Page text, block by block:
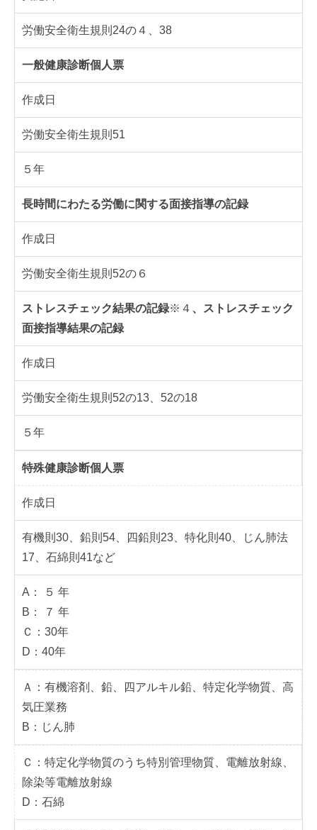
労働安全衛生規則24の４、38
一般健康診断個人票
作成日
労働安全衛生規則51
５年
長時間にわたる労働に関する面接指導の記録
作成日
労働安全衛生規則52の６
ストレスチェック結果の記録※４ 、ストレスチェック
面接指導結果の記録
作成日
労働安全衛生規則52の13、52の18
５年
特殊健康診断個人票
作成日
有機則30、鉛則54、四鉛則23、特化則40、じん肺法
17、石綿則41など
A： ５ 年
B： ７ 年
Ｃ：30年
D：40年
Ａ：有機溶剤、鉛、四アルキル鉛、特定化学物質、高
気圧業務
B：じん肺
Ｃ：特定化学物質のうち特別管理物質、電離放射線、
除染等電離放射線
D：石綿